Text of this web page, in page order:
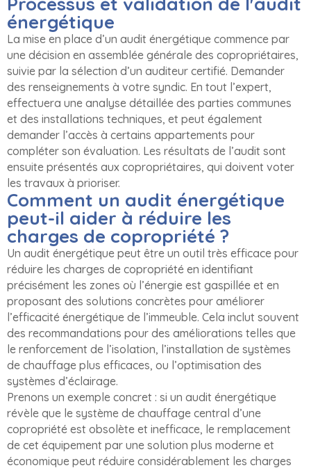
énergétique
La mise en place d’un audit énergétique commence par
une décision en assemblée générale des copropriétaires,
suivie par la sélection d’un auditeur certifié. Demander
des renseignements à votre syndic. En tout l’expert,
effectuera une analyse détaillée des parties communes
et des installations techniques, et peut également
demander l’accès à certains appartements pour
compléter son évaluation. Les résultats de l’audit sont
ensuite présentés aux copropriétaires, qui doivent voter
les travaux à prioriser.
Comment un audit énergétique
peut-il aider à réduire les
charges de copropriété ?
Un audit énergétique peut être un outil très efficace pour
réduire les charges de copropriété en identifiant
précisément les zones où l’énergie est gaspillée et en
proposant des solutions concrètes pour améliorer
l’efficacité énergétique de l’immeuble. Cela inclut souvent
des recommandations pour des améliorations telles que
le renforcement de l’isolation, l’installation de systèmes
de chauffage plus efficaces, ou l’optimisation des
systèmes d’éclairage.
Prenons un exemple concret : si un audit énergétique
révèle que le système de chauffage central d’une
copropriété est obsolète et inefficace, le remplacement
de cet équipement par une solution plus moderne et
économique peut réduire considérablement les charges